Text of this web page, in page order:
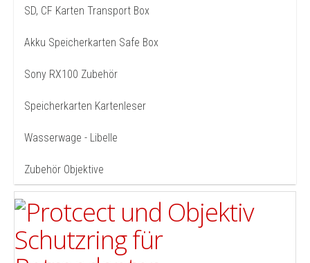
SD, CF Karten Transport Box
Akku Speicherkarten Safe Box
Sony RX100 Zubehör
Speicherkarten Kartenleser
Wasserwage - Libelle
Zubehör Objektive